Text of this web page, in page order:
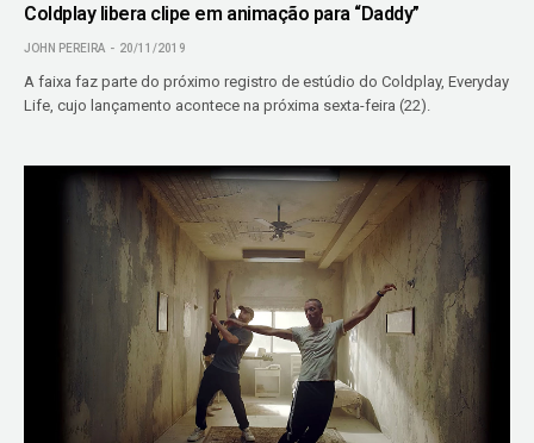
Coldplay libera clipe em animação para “Daddy”
JOHN PEREIRA 20/11/2019
A faixa faz parte do próximo registro de estúdio do Coldplay, Everyday
Life, cujo lançamento acontece na próxima sexta-feira (22).